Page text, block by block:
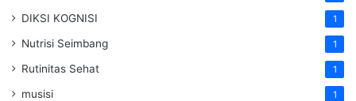
DIKSI KOGNISI 1
Nutrisi Seimbang 1
Rutinitas Sehat 1
musisi 1